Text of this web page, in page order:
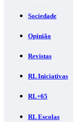
Sociedade
Opinião
Revistas
RL Iniciativas
RL+65
RL Escolas